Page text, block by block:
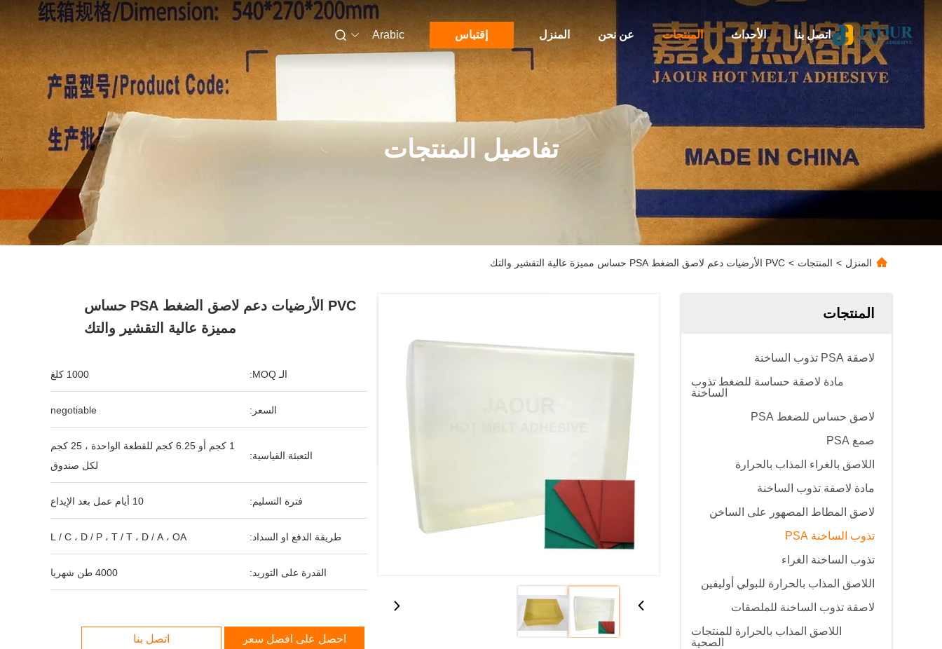
المنزل عن نحن المنتجات الأحداث اتصل بنا إقتباس Arabic
تفاصيل المنتجات
المنزل > المنتجات > PVC الأرضيات دعم لاصق الضغط PSA حساس مميزة عالية التقشير والتك
المنتجات
لاصقة PSA تذوب الساخنة
مادة لاصقة حساسة للضغط تذوب
الساخنة
لاصق حساس للضغط PSA
صمغ PSA
اللاصق بالغراء المذاب بالحرارة
مادة لاصقة تذوب الساخنة
لاصق المطاط المصهور على الساخن
تذوب الساخنة PSA
تذوب الساخنة الغراء
اللاصق المذاب بالحرارة للبولي أوليفين
لاصقة تذوب الساخنة للملصقات
اللاصق المذاب بالحرارة للمنتجات
الصحية
PVC الأرضيات دعم لاصق الضغط PSA حساس
مميزة عالية التقشير والتك
الـ MOQ: 1000 كلغ
السعر: negotiable
التعبئة القياسية:
1 كجم أو 6.25 كجم للقطعة الواحدة ، 25 كجم
لكل صندوق
فترة التسليم: 10 أيام عمل بعد الإيداع
طريقة الدفع او السداد: L / C ، D / P ، T / T ، D / A ، OA
القدرة على التوريد: 4000 طن شهريا
احصل على افضل سعر اتصل بنا